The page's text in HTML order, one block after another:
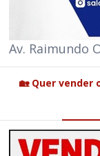
Av. Raimundo
🏡 Quer vender